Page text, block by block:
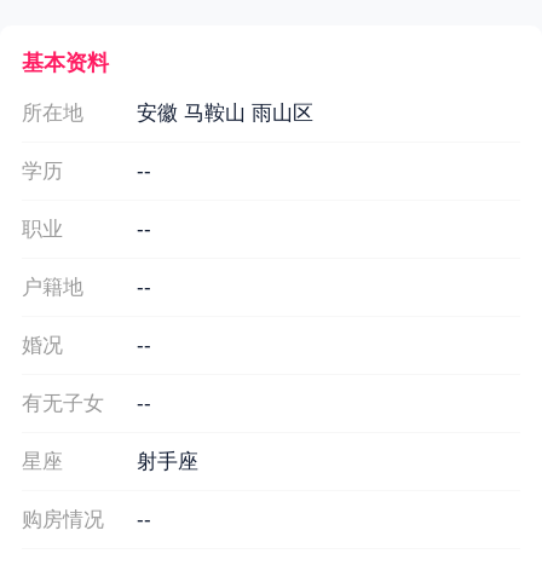
基本资料
所在地 安徽 马鞍山 雨山区
学历 --
职业 --
户籍地 --
婚况 --
有无子女 --
星座 射手座
购房情况 --